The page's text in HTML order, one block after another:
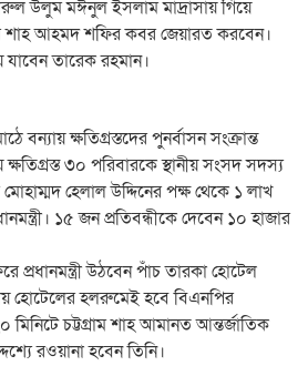
উলুম মঈনুল ইসলাম মাদ্রাসায় গিয়ে
শাহ আহমদ শফির কবর জেয়ারত করবেন।
তারেক রহমান।
বন্যায় ক্ষতিগ্রস্তদের পুনর্বাসন সংক্রান্ত
৩০ পরিবারকে স্থানীয় সংসদ সদস্য
মোহাম্মদ হেলাল উদ্দিনের পক্ষ থেকে ১ লাখ
১৫ জন প্রতিবন্ধীকে দেবেন ১০ হাজার
প্রধানমন্ত্রী উঠবেন পাঁচ তারকা হোটেল
হোটেলের হলরুমেই হবে বিএনপির
চট্টগ্রাম শাহ আমানত আন্তর্জাতিক
রওয়ানা হবেন তিনি।